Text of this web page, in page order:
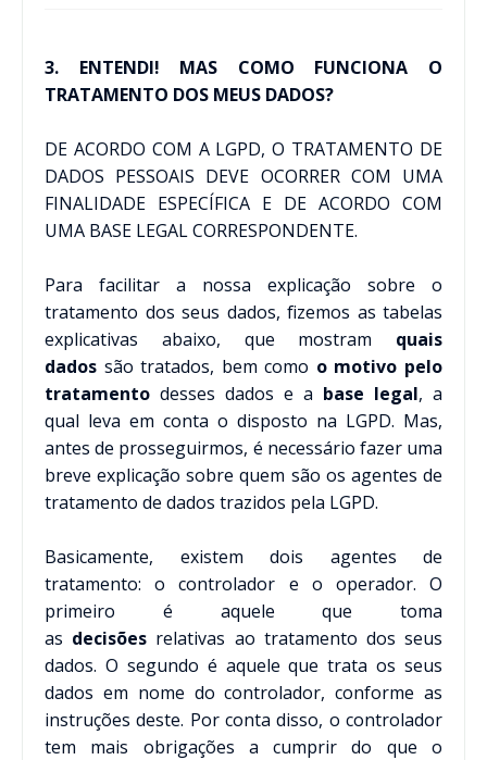
3. ENTENDI! MAS COMO FUNCIONA O
TRATAMENTO DOS MEUS DADOS?
DE ACORDO COM A LGPD, O TRATAMENTO DE
DADOS PESSOAIS DEVE OCORRER COM UMA
FINALIDADE ESPECÍFICA E DE ACORDO COM
UMA BASE LEGAL CORRESPONDENTE.
Para facilitar a nossa explicação sobre o
tratamento dos seus dados, fizemos as tabelas
explicativas abaixo, que mostram quais
dados são tratados, bem como o motivo pelo
tratamento desses dados e a base legal, a
qual leva em conta o disposto na LGPD. Mas,
antes de prosseguirmos, é necessário fazer uma
breve explicação sobre quem são os agentes de
tratamento de dados trazidos pela LGPD.
Basicamente, existem dois agentes de
tratamento: o controlador e o operador. O
primeiro é aquele que toma
as decisões relativas ao tratamento dos seus
dados. O segundo é aquele que trata os seus
dados em nome do controlador, conforme as
instruções deste. Por conta disso, o controlador
tem mais obrigações a cumprir do que o